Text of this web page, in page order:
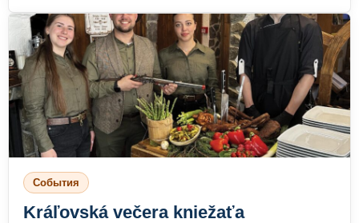
События
Kráľovská večera kniežaťa